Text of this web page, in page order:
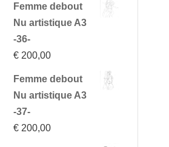
Femme debout
Nu artistique A3
-36-
€ 200,00
Femme debout
Nu artistique A3
-37-
€ 200,00